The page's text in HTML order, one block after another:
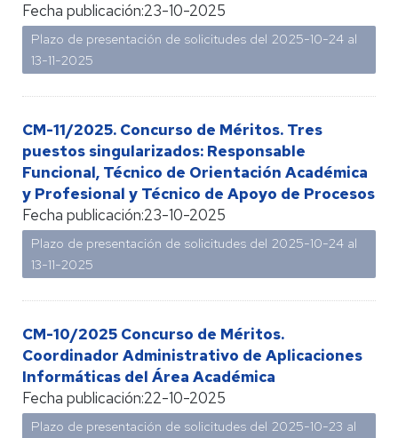
Fecha publicación:23-10-2025
Plazo de presentación de solicitudes del 2025-10-24 al
13-11-2025
CM-11/2025. Concurso de Méritos. Tres
puestos singularizados: Responsable
Funcional, Técnico de Orientación Académica
y Profesional y Técnico de Apoyo de Procesos
Fecha publicación:23-10-2025
Plazo de presentación de solicitudes del 2025-10-24 al
13-11-2025
CM-10/2025 Concurso de Méritos.
Coordinador Administrativo de Aplicaciones
Informáticas del Área Académica
Fecha publicación:22-10-2025
Plazo de presentación de solicitudes del 2025-10-23 al